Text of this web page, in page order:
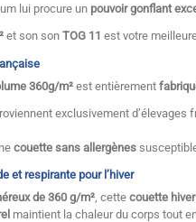
lui procure un pouvoir gonflant
et son son TOG 11 est votre
360g/m² est entièrement
exclusivement
couette sans allergènes
et respirante pour l’hiver
de 360 g/m², cette couette hiver
maintient la chaleur du corps tout